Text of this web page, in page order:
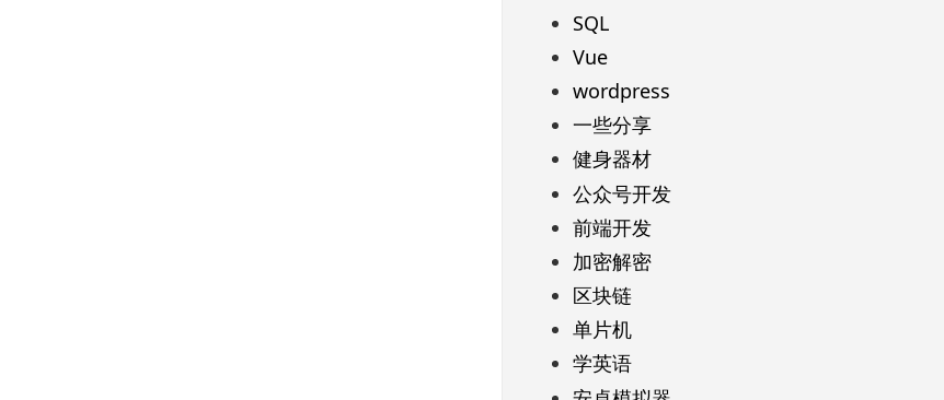
SQL
Vue
wordpress
一些分享
健身器材
公众号开发
前端开发
加密解密
区块链
单片机
学英语